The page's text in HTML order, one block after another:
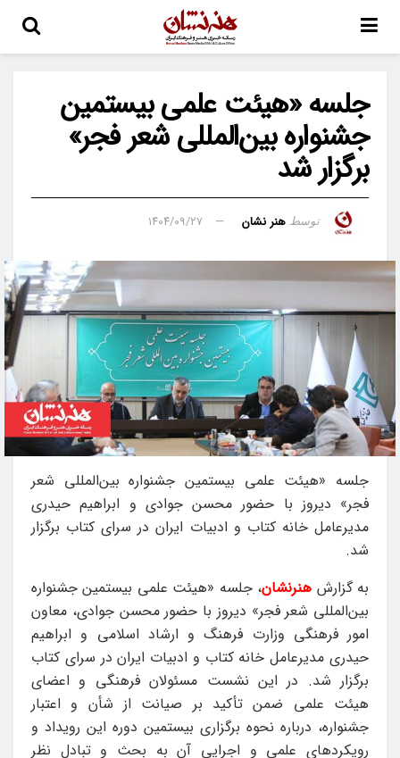
جلسه «هیئت علمی بیستمین
جشنواره بین‌المللی شعر فجر»
برگزار شد
توسط هنر نشان ۱۴۰۴/۰۹/۲۷
جلسه «هیئت علمی بیستمین جشنواره بین‌المللی شعر
فجر» دیروز با حضور محسن جوادی و ابراهیم حیدری
مدیرعامل خانه کتاب و ادبیات ایران در سرای کتاب برگزار
شد.
به گزارش هنرنشان، جلسه «هیئت علمی بیستمین جشنواره
بین‌المللی شعر فجر» دیروز با حضور محسن جوادی، معاون
امور فرهنگی وزارت فرهنگ و ارشاد اسلامی و ابراهیم
حیدری مدیرعامل خانه کتاب و ادبیات ایران در سرای کتاب
برگزار شد. در این نشست مسئولان فرهنگی و اعضای
هیئت علمی ضمن تأکید بر صیانت از شأن و اعتبار
جشنواره، درباره نحوه برگزاری بیستمین دوره این رویداد و
رویکردهای علمی و اجرایی آن به بحث و تبادل نظر